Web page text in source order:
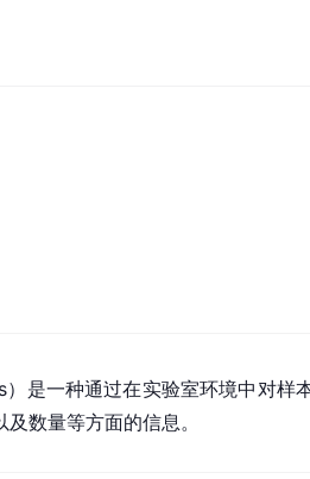
是一种通过在实验室环境中对样
数量等方面的信息。